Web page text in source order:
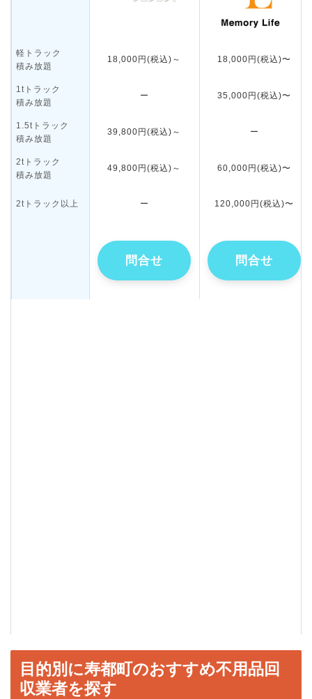
軽トラック
積み放題
18,000円(税込)～ 18,000円(税込)〜
1tトラック
積み放題
ー 35,000円(税込)〜
1.5tトラック
積み放題
39,800円(税込)～ ー
2tトラック
積み放題
49,800円(税込)～ 60,000円(税込)〜
2tトラック以上 ー 120,000円(税込)〜
問合せ 問合せ
目的別に寿都町のおすすめ不用品回
収業者を探す